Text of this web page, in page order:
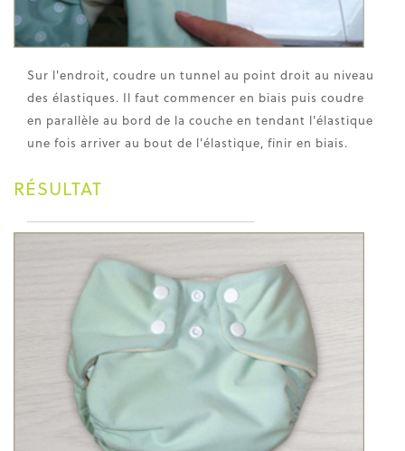
Sur l'endroit, coudre un tunnel au point droit au niveau
des élastiques. Il faut commencer en biais puis coudre
en parallèle au bord de la couche en tendant l'élastique
une fois arriver au bout de l'élastique, finir en biais.
RÉSULTAT